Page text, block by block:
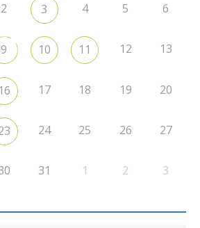
2 3 4 5 6
9 10 11 12 13
16 17 18 19 20
24 25 26 27
31 1 2 3